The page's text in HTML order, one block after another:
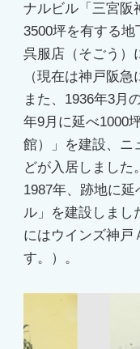
ナルビル「三宮阪
3500坪を有する
呉服店（そごう）
（現在は神戸阪急
また、1936年3月
年9月に延べ1000
館）」を建設、ニ
どが入居しました
1987年、跡地に
ル」を建設しまし
にはウインズ神戸
す。）。